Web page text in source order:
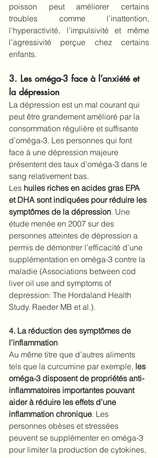
poisson peut améliorer certains
troubles comme l’inattention,
l’hyperactivité, l’impulsivité et même
l’agressivité perçue chez certains
enfants.
3. Les oméga-3 face à l’anxiété et
la dépression
La dépression est un mal courant qui
peut être grandement amélioré par la
consommation régulière et suffisante
d’oméga-3. Les personnes qui font
face à une dépression majeure
présentent des taux d’oméga-3 dans le
sang relativement bas.
Les huiles riches en acides gras EPA
et DHA sont indiquées pour réduire les
symptômes de la dépression. Une
étude menée en 2007 sur des
personnes atteintes de dépression a
permis de démontrer l’efficacité d’une
supplémentation en oméga-3 contre la
maladie (Associations between cod
liver oil use and symptoms of
depression: The Hordaland Health
Study. Raeder MB et al.).
4. La réduction des symptômes de
l’inflammation
Au même titre que d’autres aliments
tels que la curcumine par exemple, les
oméga-3 disposent de propriétés anti-
inflammatoires importantes pouvant
aider à réduire les effets d’une
inflammation chronique. Les
personnes obèses et stressées
peuvent se supplémenter en oméga-3
pour limiter la production de cytokines,